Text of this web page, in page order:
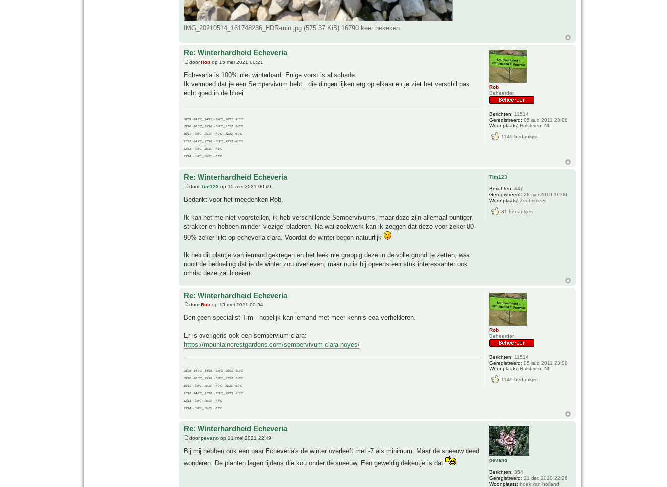
IMG_20210514_161748236_HDR-min.jpg (575.37 KiB) 16790 keer bekeken
Re: Winterhardheid Echeveria
doorRob op 15 mei 2021 00:21
Echevaria is 100% niet winterhard. Enige vorst is al schade.
Ik vermoed dat je een Sempervivum hebt...die dingen lijken erg op elkaar en je ziet het verschil pas
echt goed in de bloei
08/09, -14.7°C__14/15, - 3.6°C__20/21, -9.1°C
09/10, -10.0°C__15/16, - 5.9°C__21/22, -5.2°C
10/11, - 7.9°C__16/17, - 7.9°C__21/22, -6.9°C
11/12, -14.7°C__17/18, - 8.3°C__22/23, -7.1°C
12/13, - 7.9°C__18/19, - 7.5°C
13/14, - 0.8°C__19/20, - 2.8°C
Rob
Beheerder
Berichten: 11514
Geregistreerd: 05 aug 2011 23:08
Woonplaats: Halsteren, NL
1149 bedankjes
Re: Winterhardheid Echeveria
doorTim123 op 15 mei 2021 00:49
Bedankt voor het meedenken Rob,
Ik kan het me niet voorstellen, ik heb verschillende Sempervivums, maar deze zijn allemaal puntiger,
strakker en hebben minder 'vlezige' bladeren. Na wat zoekwerk kan ik zeggen dat deze voor zeker 80-
90% zeker lijkt op echeveria clara. Voordat de winter begon natuurlijk
Ik heb dit plantje van iemand gekregen en het leek me grappig deze in de volle grond te zetten, was
nooit de bedoeling dat ie de winter zou overleven, maar nu is hij opeens een stuk interessanter ook
omdat deze zal bloeien.
Tim123
Berichten: 447
Geregistreerd: 28 mei 2019 19:00
Woonplaats: Zoetermeer
31 bedankjes
Re: Winterhardheid Echeveria
doorRob op 15 mei 2021 00:54
Ben geen specialist Tim - hopelijk kan iemand met meer kennis eea verhelderen.
Er is overigens ook een sempervium clara:
https://mountaincrestgardens.com/sempervivum-clara-noyes/
08/09, -14.7°C__14/15, - 3.6°C__20/21, -9.1°C
09/10, -10.0°C__15/16, - 5.9°C__21/22, -5.2°C
10/11, - 7.9°C__16/17, - 7.9°C__21/22, -6.9°C
11/12, -14.7°C__17/18, - 8.3°C__22/23, -7.1°C
12/13, - 7.9°C__18/19, - 7.5°C
13/14, - 0.8°C__19/20, - 2.8°C
Rob
Beheerder
Berichten: 11514
Geregistreerd: 05 aug 2011 23:08
Woonplaats: Halsteren, NL
1149 bedankjes
Re: Winterhardheid Echeveria
doorpevano op 21 mei 2021 22:49
Bij mij hebben ook een paar Echeveria's de winter overleeft met -7 als minimum. Maar de sneeuw deed
wonderen. De planten lagen tijdens die kou onder de sneeuw. Een geweldig dekentje is dat
pevano
Berichten: 354
Geregistreerd: 21 dec 2010 22:26
Woonplaats: hoek van holland